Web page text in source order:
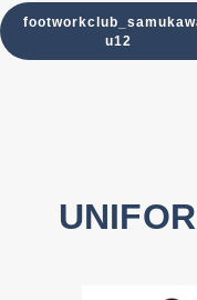
u12